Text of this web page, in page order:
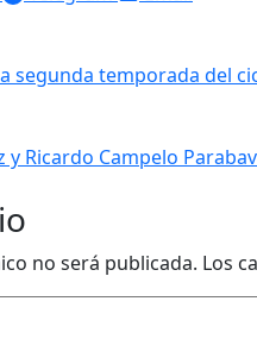
segunda temporada del
y Ricardo Campelo
no será publicada. Los